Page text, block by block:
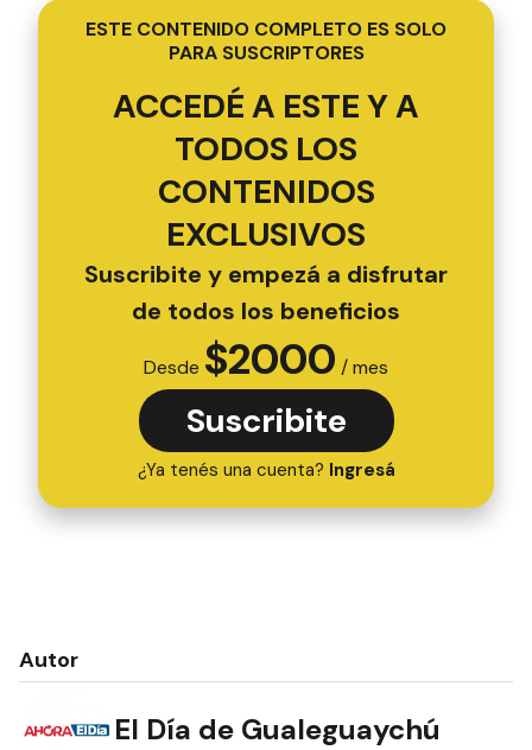
ESTE CONTENIDO COMPLETO ES SOLO
PARA SUSCRIPTORES
ACCEDÉ A ESTE Y A
TODOS LOS
CONTENIDOS
EXCLUSIVOS
Suscribite y empezá a disfrutar
de todos los beneficios
Desde $2000 / mes
Suscribite
¿Ya tenés una cuenta? Ingresá
Autor
El Día de Gualeguaychú